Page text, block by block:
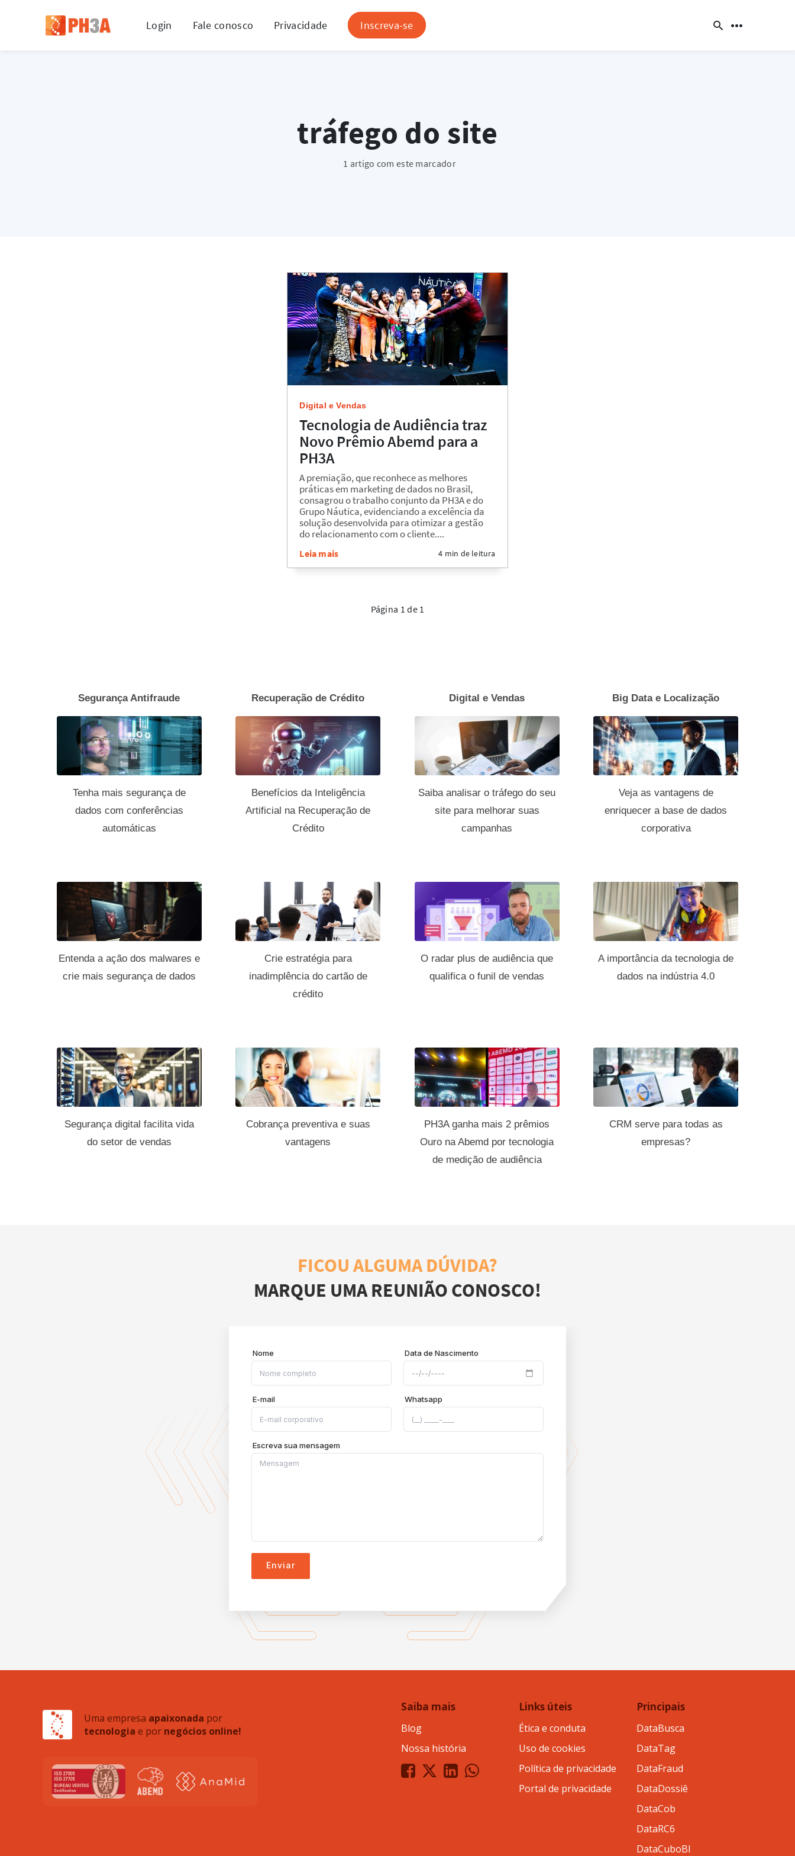
Login Fale conosco Privacidade Inscreva-se
tráfego do site
1 artigo com este marcador
Digital e Vendas
Tecnologia de Audiência traz
Novo Prêmio Abemd para a
PH3A
A premiação, que reconhece as melhores
práticas em marketing de dados no Brasil,
consagrou o trabalho conjunto da PH3A e do
Grupo Náutica, evidenciando a excelência da
solução desenvolvida para otimizar a gestão
do relacionamento com o cliente....
Leia mais 4 min de leitura
Página 1 de 1
Segurança Antifraude
Tenha mais segurança de
dados com conferências
automáticas
Entenda a ação dos malwares e
crie mais segurança de dados
Segurança digital facilita vida
do setor de vendas
Recuperação de Crédito
Benefícios da Inteligência
Artificial na Recuperação de
Crédito
Crie estratégia para
inadimplência do cartão de
crédito
Cobrança preventiva e suas
vantagens
Digital e Vendas
Saiba analisar o tráfego do seu
site para melhorar suas
campanhas
O radar plus de audiência que
qualifica o funil de vendas
PH3A ganha mais 2 prêmios
Ouro na Abemd por tecnologia
de medição de audiência
Big Data e Localização
Veja as vantagens de
enriquecer a base de dados
corporativa
A importância da tecnologia de
dados na indústria 4.0
CRM serve para todas as
empresas?
FICOU ALGUMA DÚVIDA?
MARQUE UMA REUNIÃO CONOSCO!
Nome Data de Nascimento
E-mail Whatsapp
Escreva sua mensagem
Enviar
Uma empresa apaixonada por
tecnologia e por negócios online!
Saiba mais
Blog
Nossa história
Links úteis
Ética e conduta
Uso de cookies
Política de privacidade
Portal de privacidade
Principais
DataBusca
DataTag
DataFraud
DataDossiê
DataCob
DataRC6
DataCuboBI